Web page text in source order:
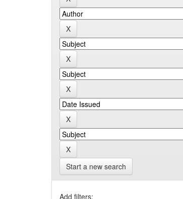
Start a new search
Add filters: